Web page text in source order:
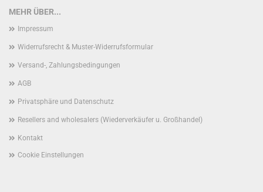
MEHR ÜBER...
Impressum
Widerrufsrecht & Muster-Widerrufsformular
Versand-, Zahlungsbedingungen
AGB
Privatsphäre und Datenschutz
Resellers and wholesalers (Wiederverkäufer u. Großhandel)
Kontakt
Cookie Einstellungen